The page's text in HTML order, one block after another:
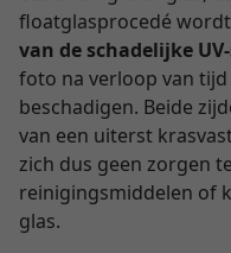
floatglasprocedé
van de schadelijke
foto na verloop van
beschadigen. Beide
van een uiterst
zich dus geen zorgen
reinigingsmiddelen of
glas.